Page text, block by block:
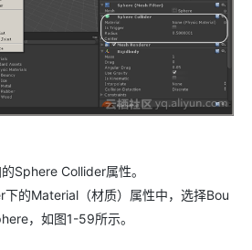
Sphere Collider属性。
下的Material（材质）属性中，选择Bou
，如图1-59所示。